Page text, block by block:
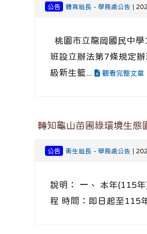
公告 體育組長 - 學務處公告 |
桃園市立龍岡國民中
班設立辦法第7條規定
級新生籃...
觀看完整文章
轉知龜山苗圃綠環境生態
公告 衛生組長 - 學務處公告 |
說明： 一、 本年(115
程 時間：即日起至115